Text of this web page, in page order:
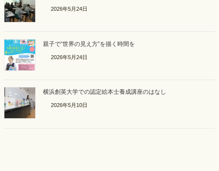
2026年5月24日
親子で“世界の見え方”を描く時間を
2026年5月24日
横浜創英大学での認定絵本士養成講座のはなし
2026年5月10日